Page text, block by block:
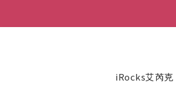
iRocks艾芮克